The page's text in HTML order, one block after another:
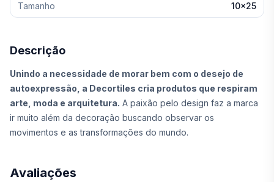
Tamanho 10x25
Descrição
Unindo a necessidade de morar bem com o desejo de
autoexpressão, a Decortiles cria produtos que respiram
arte, moda e arquitetura. A paixão pelo design faz a marca
ir muito além da decoração buscando observar os
movimentos e as transformações do mundo.
Avaliações